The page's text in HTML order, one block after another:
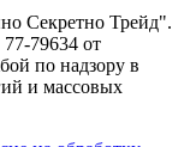
Секретно Трейд".
79634 от
по надзору в
и массовых